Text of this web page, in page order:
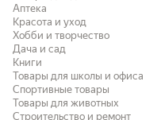
Аптека
Красота и уход
Хобби и творчество
Дача и сад
Книги
Товары для школы и офиса
Спортивные товары
Товары для животных
Строительство и ремонт